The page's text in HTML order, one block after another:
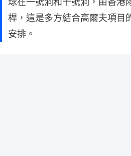
桿，這是多方結合高爾夫項目
安排。